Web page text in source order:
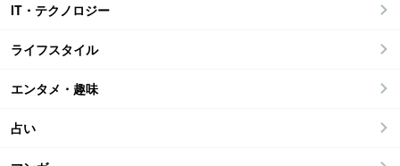
IT・テクノロジー
ライフスタイル
エンタメ・趣味
占い